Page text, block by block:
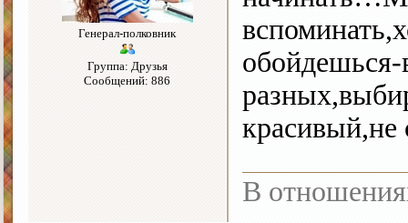
Генерал-полковник
Группа: Друзья
Сообщений: 886
обойдешься-
красивый,не
В